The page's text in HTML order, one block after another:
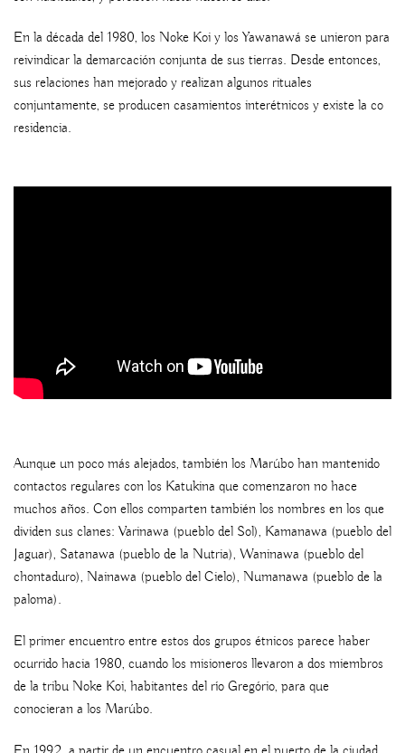
En la década del 1980, los Noke Koi y los Yawanawá se unieron para
reivindicar la demarcación conjunta de sus tierras. Desde entonces,
sus relaciones han mejorado y realizan algunos rituales
conjuntamente, se producen casamientos interétnicos y existe la co
residencia.
Aunque un poco más alejados, también los Marúbo han mantenido
contactos regulares con los Katukina que comenzaron no hace
muchos años. Con ellos comparten también los nombres en los que
dividen sus clanes: Varinawa (pueblo del Sol), Kamanawa (pueblo del
Jaguar), Satanawa (pueblo de la Nutria), Waninawa (pueblo del
chontaduro), Nainawa (pueblo del Cielo), Numanawa (pueblo de la
paloma).
El primer encuentro entre estos dos grupos étnicos parece haber
ocurrido hacia 1980, cuando los misioneros llevaron a dos miembros
de la tribu Noke Koi, habitantes del río Gregório, para que
conocieran a los Marúbo.